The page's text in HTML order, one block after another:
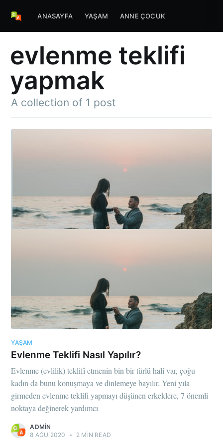
ANASAYFA YAŞAM ANNE ÇOCUK
evlenme teklifi
yapmak
A collection of 1 post
YAŞAM
Evlenme Teklifi Nasıl Yapılır?
Evlenme (evlilik) teklifi etmenin bin bir türlü hali var, çoğu
kadın da bunu konuşmaya ve dinlemeye bayılır. Yeni yıla
girmeden evlenme teklifi yapmayı düşünen erkeklere, 7 önemli
noktaya değinerek yardımcı
ADMIN
8 AĞU 2020
• 2 MIN READ